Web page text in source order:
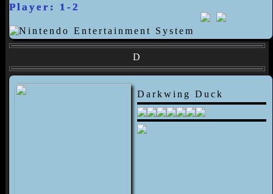
Player: 1-2
D
Darkwing Duck